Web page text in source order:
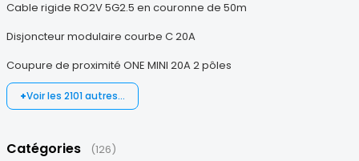
Cable rigide RO2V 5G2.5 en couronne de 50m
Disjoncteur modulaire courbe C 20A
Coupure de proximité ONE MINI 20A 2 pôles
Voir les 2101 autres…
Catégories (126)